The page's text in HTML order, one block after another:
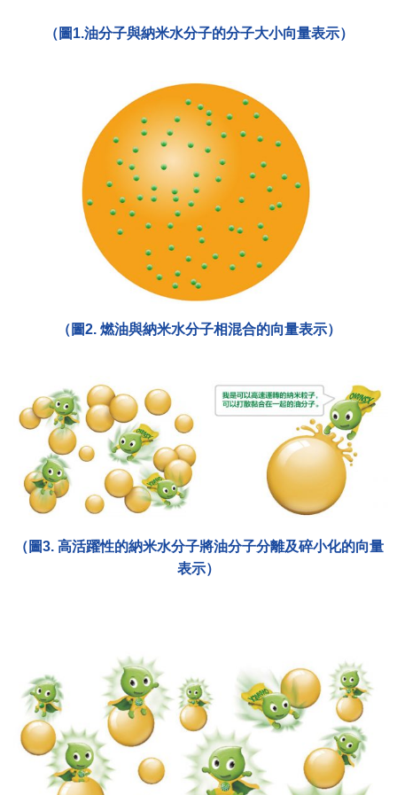
（圖1.油分子與納米水分子的分子大小向量表示）
（圖2. 燃油與納米水分子相混合的向量表示）
（圖3. 高活躍性的納米水分子將油分子分離及碎小化的向量
表示）